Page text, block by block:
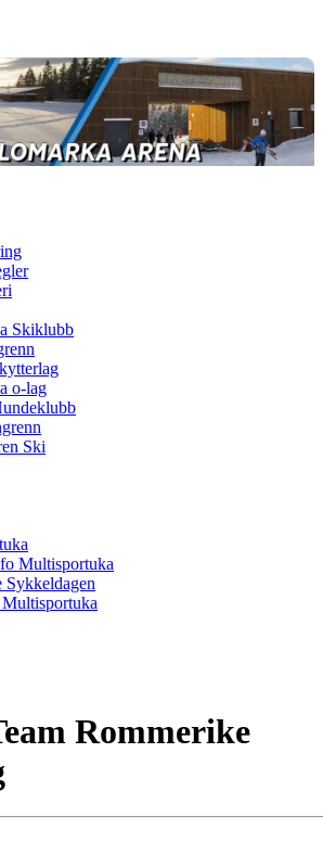
Skiklubb
o-lag
Ski
Multisportuka
Sykkeldagen
Rommerike